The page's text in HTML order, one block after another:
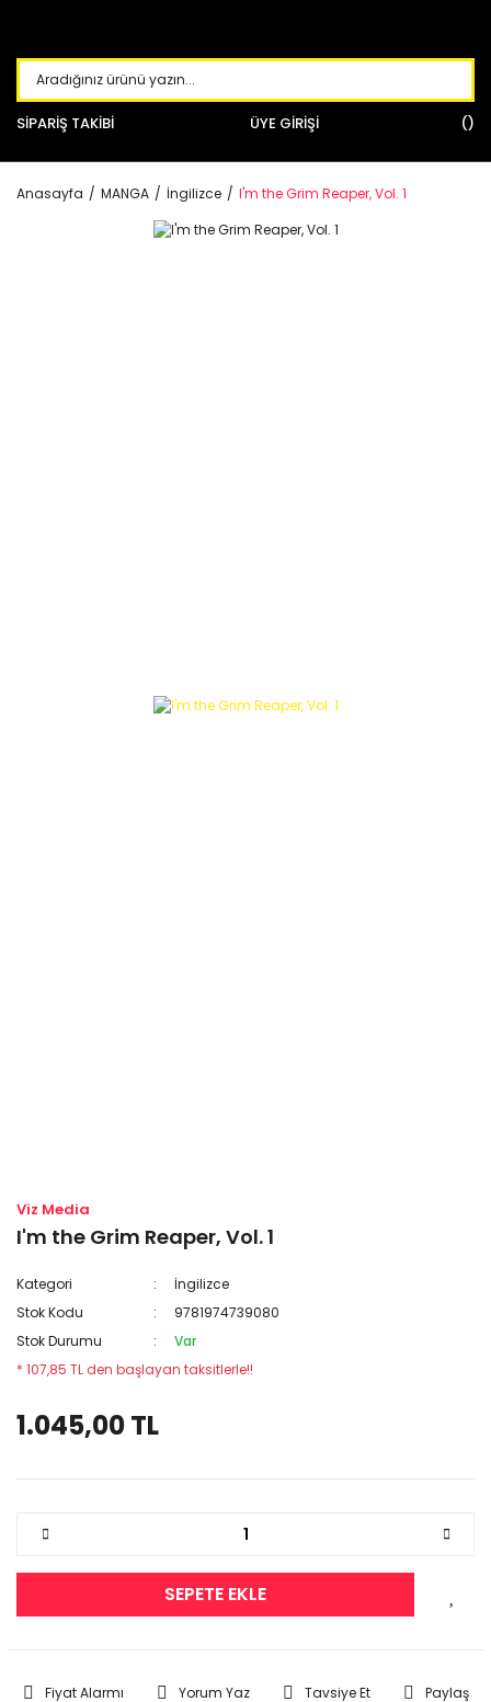
SİPARİŞ TAKİBİ ÜYE GİRİŞİ
Anasayfa MANGA İngilizce I'm the Grim Reaper, Vol. 1
Viz Media
I'm the Grim Reaper, Vol. 1
Kategori
İngilizce
Stok Kodu
9781974739080
Stok Durumu
Var
* 107,85 TL den başlayan taksitlerle!!
1.045,00 TL
SEPETE EKLE
Fiyat Alarmı Yorum Yaz Tavsiye Et Paylaş